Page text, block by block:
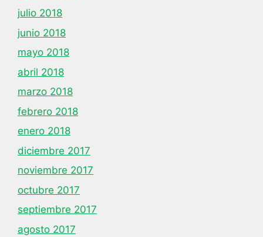
julio 2018
junio 2018
mayo 2018
abril 2018
marzo 2018
febrero 2018
enero 2018
diciembre 2017
noviembre 2017
octubre 2017
septiembre 2017
agosto 2017